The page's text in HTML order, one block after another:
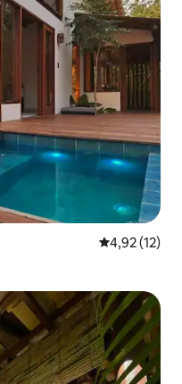
Gemiddelde
4,92 (12)